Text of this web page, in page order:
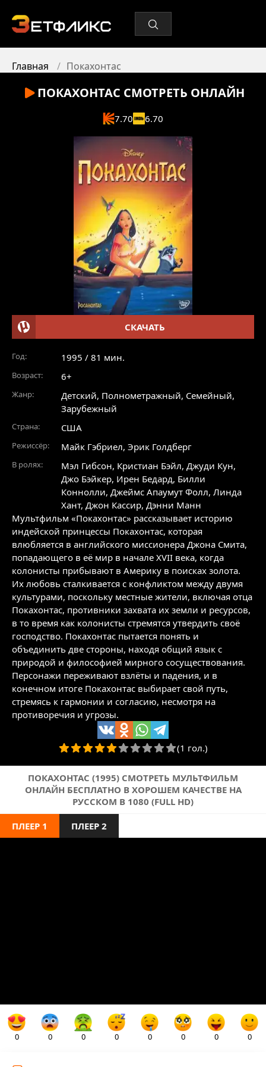
Главная Покахонтас
ПОКАХОНТАС СМОТРЕТЬ ОНЛАЙН
7.70 6.70
СКАЧАТЬ
Год: 1995 / 81 мин.
Возраст: 6+
Жанр: Детский, Полнометражный, Семейный,
Зарубежный
Страна: США
Режиссёр: Майк Гэбриел, Эрик Голдберг
В ролях: Мэл Гибсон, Кристиан Бэйл, Джуди Кун,
Джо Бэйкер, Ирен Бедард, Билли
Коннолли, Джеймс Апаумут Фолл, Линда
Хант, Джон Кассир, Дэнни Манн
Мультфильм «Покахонтас» рассказывает историю
индейской принцессы Покахонтас, которая
влюбляется в английского миссионера Джона Смита,
попадающего в её мир в начале XVII века, когда
колонисты прибывают в Америку в поисках золота.
Их любовь сталкивается с конфликтом между двумя
культурами, поскольку местные жители, включая отца
Покахонтас, противники захвата их земли и ресурсов,
в то время как колонисты стремятся утвердить своё
господство. Покахонтас пытается понять и
объединить две стороны, находя общий язык с
природой и философией мирного сосуществования.
Персонажи переживают взлёты и падения, и в
конечном итоге Покахонтас выбирает свой путь,
стремясь к гармонии и согласию, несмотря на
противоречия и угрозы.
(1 гол.)
ПОКАХОНТАС (1995) СМОТРЕТЬ МУЛЬТФИЛЬМ
ОНЛАЙН БЕСПЛАТНО В ХОРОШЕМ КАЧЕСТВЕ НА
РУССКОМ В 1080 (FULL HD)
ПЛЕЕР 1 ПЛЕЕР 2
0 0 0 0 0 0 0 0